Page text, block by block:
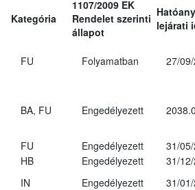
Kategória
1107/2009 EK
Rendelet szerinti
állapot
lejárati
FU Folyamatban 27/
BA, FU Engedélyezett
FU Engedélyezett
31/
HB Engedélyezett
31/
IN Engedélyezett
31/